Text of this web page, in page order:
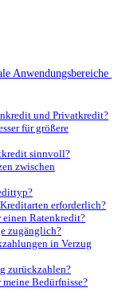
Anwendungsbereiche
und ⁢Privatkredit?
für ⁣größere
sinnvoll?
zwischen
erforderlich?
Ratenkredit?
⁤zugänglich?
in​ Verzug
zurückzahlen?
‌Bedürfnisse?